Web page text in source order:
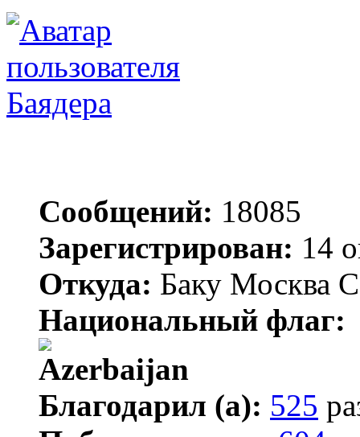
Баядера
Сообщений: 18085
Зарегистрирован: 14
Откуда: Баку Москва
Национальный флаг:
Благодарил (а): 525